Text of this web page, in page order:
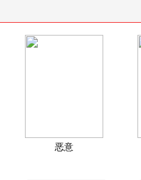
恶意